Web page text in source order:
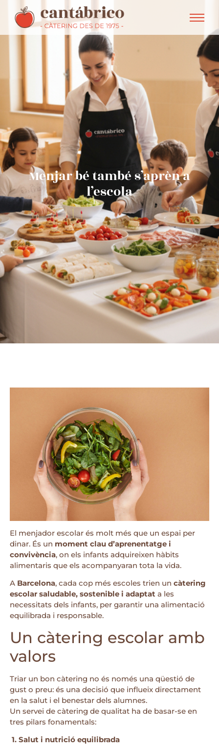
Menjar bé també s’aprèn a
l’escola
El menjador escolar és molt més que un espai per
dinar. És un moment clau d’aprenentatge i
convivència, on els infants adquireixen hàbits
alimentaris que els acompanyaran tota la vida.
A Barcelona, cada cop més escoles trien un càtering
escolar saludable, sostenible i adaptat a les
necessitats dels infants, per garantir una alimentació
equilibrada i responsable.
Un càtering escolar amb
valors
Triar un bon càtering no és només una qüestió de
gust o preu: és una decisió que influeix directament
en la salut i el benestar dels alumnes.
Un servei de càtering de qualitat ha de basar-se en
tres pilars fonamentals:
1. Salut i nutrició equilibrada